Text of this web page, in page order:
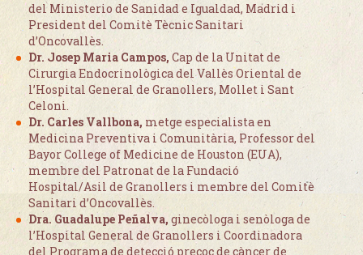
del Ministerio de Sanidad e Igualdad, Madrid i
President del Comitè Tècnic Sanitari
d’Oncovallès.
Dr. Josep Maria Campos, Cap de la Unitat de
Cirurgia Endocrinològica del Vallès Oriental de
l’Hospital General de Granollers, Mollet i Sant
Celoni.
Dr. Carles Vallbona, metge especialista en
Medicina Preventiva i Comunitària, Professor del
Bayor College of Medicine de Houston (EUA),
membre del Patronat de la Fundació
Hospital/Asil de Granollers i membre del Comitè
Sanitari d’Oncovallès.
Dra. Guadalupe Peñalva, ginecòloga i senòloga de
l’Hospital General de Granollers i Coordinadora
del Programa de detecció precoç de càncer de